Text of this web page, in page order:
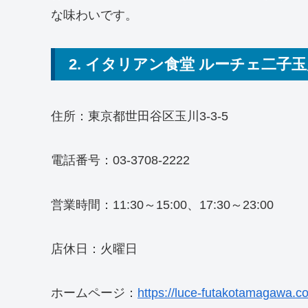
な味わいです。
2. イタリアン食堂 ルーチェ二子玉
住所：東京都世田谷区玉川3-3-5
電話番号：03-3708-2222
営業時間：11:30～15:00、17:30～23:00
店休日：火曜日
ホームページ： https://luce-